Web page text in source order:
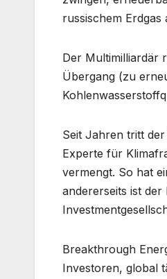
russischem Erdgas
Der Multimilliardär
Übergang (zu
Seit Jahren tritt
Experte für
vermengt. So hat
andererseits ist
Breakthrough
Investoren, global